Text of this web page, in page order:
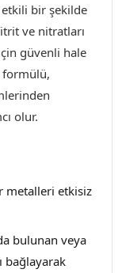
bir şekilde
ve nitratları
güvenli hale
formülü,
olur.
metalleri etkisiz
bulunan veya
bağlayarak